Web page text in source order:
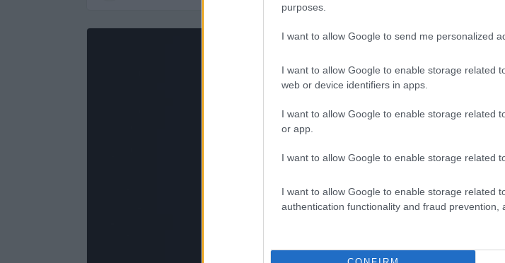
purposes.
I want to allow Google to send me personalized
I want to allow Google to enable storage related
web or device identifiers in apps.
I want to allow Google to enable storage related
or app.
I want to allow Google to enable storage related
I want to allow Google to enable storage related
authentication functionality and fraud prevention,